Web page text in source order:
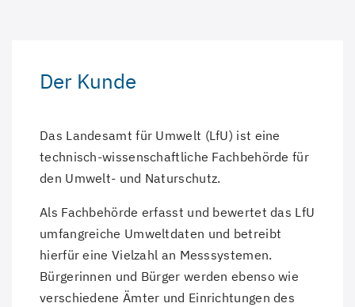
Der Kunde
Das Landesamt für Umwelt (LfU) ist eine
technisch-wissenschaftliche Fachbehörde für
den Umwelt- und Naturschutz.
Als Fachbehörde erfasst und bewertet das LfU
umfangreiche Umweltdaten und betreibt
hierfür eine Vielzahl an Messsystemen.
Bürgerinnen und Bürger werden ebenso wie
verschiedene Ämter und Einrichtungen des